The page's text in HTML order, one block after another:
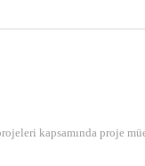
kapsamında proje